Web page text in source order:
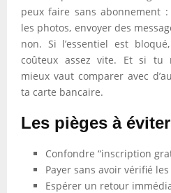
peux faire sans abonnement
les photos, envoyer des
non. Si l’essentiel est
coûteux assez vite. Et si tu
mieux vaut comparer avec
ta carte bancaire.
Les pièges à éviter
Confondre “inscription
Payer sans avoir vérifié
Espérer un retour